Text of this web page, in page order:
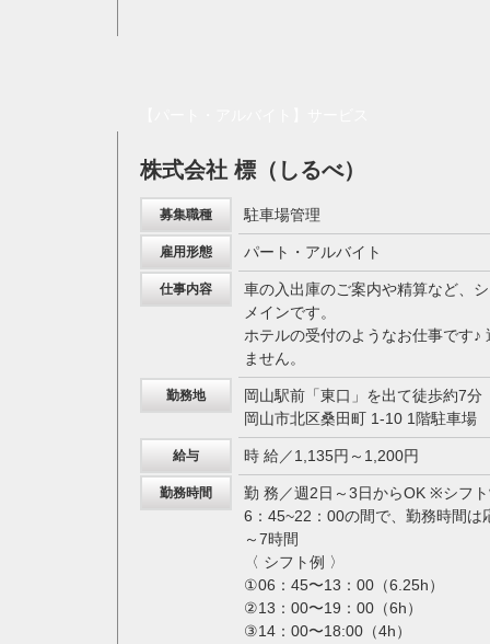
株式会社 標（しるべ）
募集職種 駐車場管理
雇用形態 パート・アルバイト
仕事内容
車の入出庫のご案内や精算など、
メインです。
ホテルの受付のようなお仕事です♪
ません。
勤務地
岡山駅前「東口」を出て徒歩約7分
岡山市北区桑田町 1-10 1階駐車場
給与 時 給／1,135円～1,200円
勤務時間
勤 務／週2日～3日からOK ※シフ
6：45~22：00の間で、勤務時間
～7時間
〈 シフト例 〉
①06：45〜13：00（6.25h）
②13：00〜19：00（6h）
③14：00〜18:00（4h）